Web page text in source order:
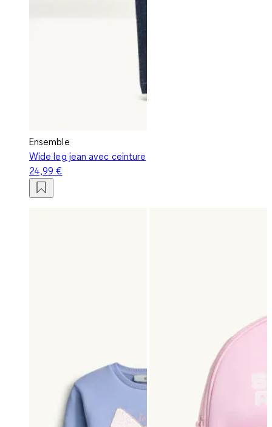
Ensemble
Wide leg jean avec ceinture
24,99 €